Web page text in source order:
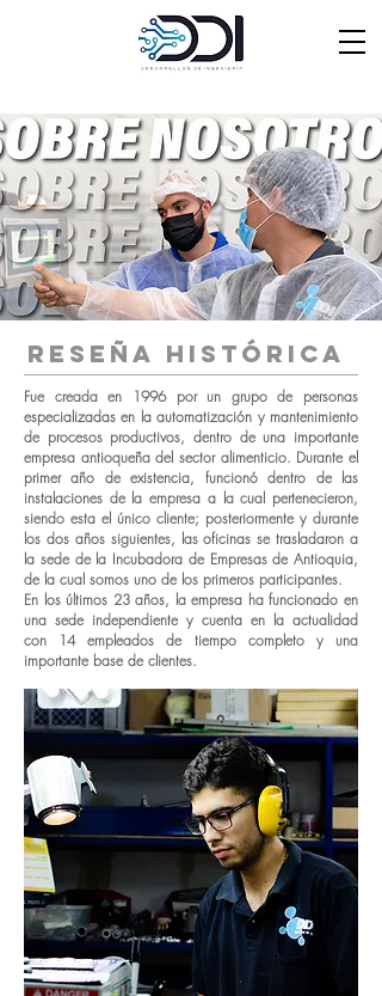
Reseña histórica
Fue creada en 1996 por un grupo de personas
especializadas en la automatización y mantenimiento
de procesos productivos, dentro de una importante
empresa antioqueña del sector alimenticio. Durante el
primer año de existencia, funcionó dentro de las
instalaciones de la empresa a la cual pertenecieron,
siendo esta el único cliente; posteriormente y durante
los dos años siguientes, las oficinas se trasladaron a
la sede de la Incubadora de Empresas de Antioquia,
de la cual somos uno de los primeros participantes.
En los últimos 23 años, la empresa ha funcionado en
una sede independiente y cuenta en la actualidad
con 14 empleados de tiempo completo y una
importante base de clientes.